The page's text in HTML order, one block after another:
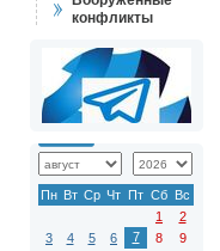
конфликты
Пн Вт Ср Чт Пт Сб Вс
1
2
3
4 5 6 7 8
9